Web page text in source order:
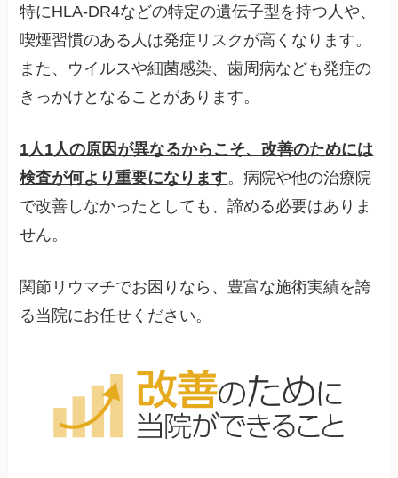
特にHLA-DR4などの特定の遺伝子型を持つ人や、
喫煙習慣のある人は発症リスクが高くなります。
また、ウイルスや細菌感染、歯周病なども発症の
きっかけとなることがあります。
1人1人の原因が異なるからこそ、改善のためには
検査が何より重要になります。病院や他の治療院
で改善しなかったとしても、諦める必要はありま
せん。
関節リウマチでお困りなら、豊富な施術実績を誇
る当院にお任せください。